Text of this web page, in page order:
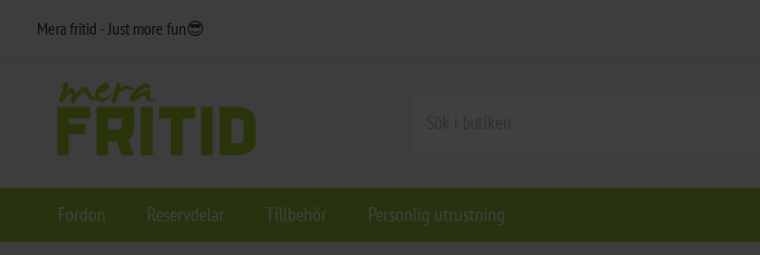
Mera fritid - Just more fun😎
Fordon Reservdelar Tillbehör Personlig utrustning